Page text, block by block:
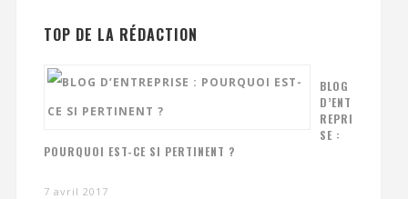
TOP DE LA RÉDACTION
BLOG
D’ENT
REPRI
SE :
POURQUOI EST-CE SI PERTINENT ?
7 avril 2017